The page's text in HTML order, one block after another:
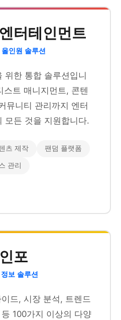
터테인먼트
인원 솔루션
위한 통합 솔루션입니
스트 매니지먼트, 콘텐
뮤니티 관리까지 엔터
모든 것을 지원합니다.
츠 제작 팬덤 플랫폼
관리
포
보 솔루션
드, 시장 분석, 트렌드
100가지 이상의 다양